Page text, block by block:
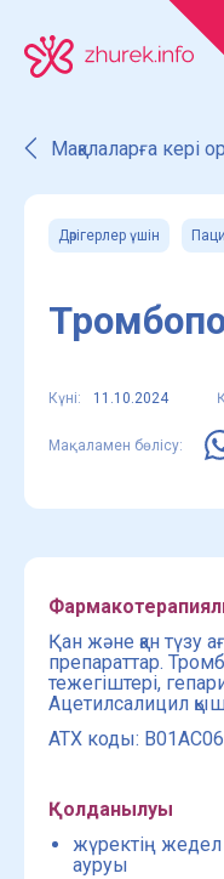
Мақалаларға кері
Дәрігерлер үшін
Күні: 11.10.2024
Мақаламен бөлісу:
Қан және қан түзу
препараттар.
тежегіштері,
Ацетилсалицил
ATХ коды: B01AC06
Қолданылуы
жүректің
ауруы